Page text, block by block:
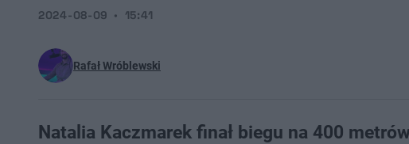
Rafał Wróblewski
2024-08-09 15:41
Natalia Kaczmarek finał biegu na 400